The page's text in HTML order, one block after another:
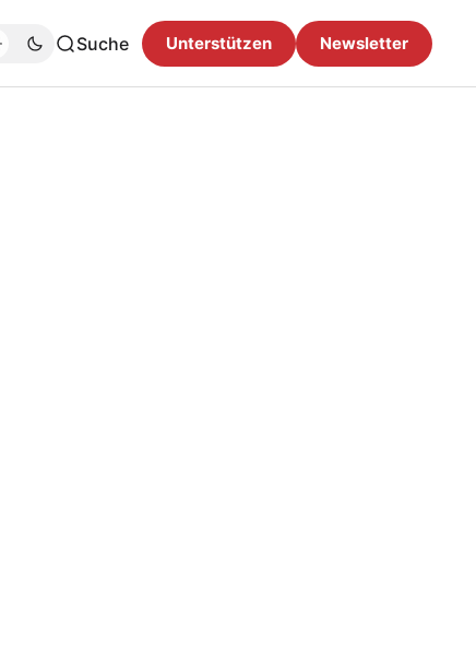
Suche Unterstützen Newsletter